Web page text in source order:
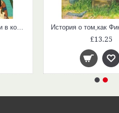
Древний Египет. Истории в комиксах + игры, головоломки, поделки
£13.25